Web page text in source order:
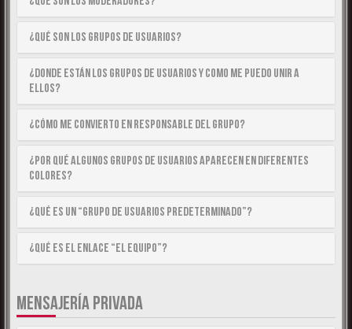
¿Qué son los Grupos de Usuarios?
¿Donde están los Grupos de Usuarios y como me puedo unir a
ellos?
¿Cómo me convierto en Responsable del Grupo?
¿Por qué algunos Grupos de Usuarios aparecen en diferentes
colores?
¿Qué es un “Grupo de Usuarios predeterminado”?
¿Qué es el enlace “El equipo”?
MENSAJERÍA PRIVADA